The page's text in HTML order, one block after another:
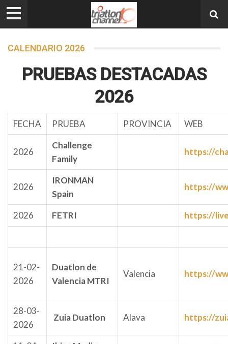
CALENDARIO 2026
PRUEBAS DESTACADAS
2026
FECHA PRUEBA PROVINCIA WEB
2026
Challenge
Family
https://
2026
IRONMAN
Spain
https://
2026 FETRI https://
21-02-
2026
Duatlon de
Valencia MTRI
Valencia https://
28-03-
2026
Zuia Duatlon Alava https://